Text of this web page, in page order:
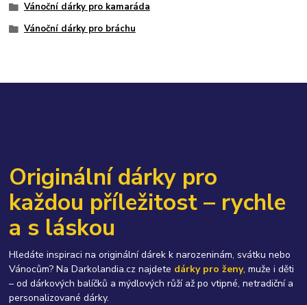
Vánoční dárky pro kamaráda
Vánoční dárky pro bráchu
Originální dárky pro
každou příležitost – rychle
a s láskou
Hledáte inspiraci na originální dárek k narozeninám, svátku nebo
Vánocům? Na Darkolandia.cz najdete dárky pro ženy, muže i děti
– od dárkových balíčků a mýdlových růží až po vtipné, netradiční a
personalizované dárky.